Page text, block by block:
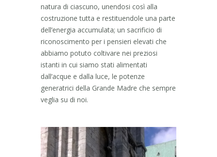
natura di ciascuno, unendosi così alla
costruzione tutta e restituendole una parte
dell’energia accumulata; un sacrificio di
riconoscimento per i pensieri elevati che
abbiamo potuto coltivare nei preziosi
istanti in cui siamo stati alimentati
dall’acque e dalla luce, le potenze
generatrici della Grande Madre che sempre
veglia su di noi.